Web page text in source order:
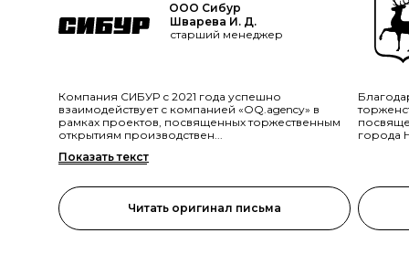
ООО Сибур
Шварева И. Д.
старший менеджер
города
Компания СИБУР с 2021 года успешно
взаимодействует с компанией «OQ.agency» в
рамках проектов, посвященных торжественным
открытиям производствен...
Показать текст
Читать оригинал письма